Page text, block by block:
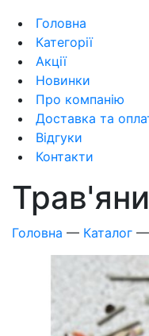
Головна
Категорії
Акції
Новинки
Про компанію
Доставка та
Відгуки
Контакти
Головна — Каталог —